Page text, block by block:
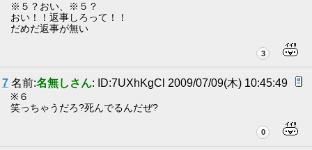
※５？おい、※５？
おい！！返事しろって！！
だめだ返事が無い
3
7 名前:名無しさん: ID:7UXhKgCl 2009/07/09(木) 10:45:49
※６
笑っちゃうだろ?死んでるんだぜ?
0